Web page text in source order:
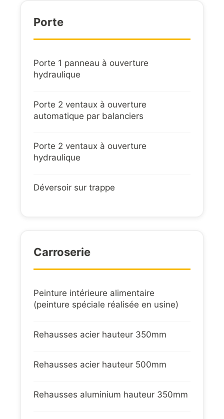
Porte
Porte 1 panneau à ouverture
hydraulique
Porte 2 ventaux à ouverture
automatique par balanciers
Porte 2 ventaux à ouverture
hydraulique
Déversoir sur trappe
Carroserie
Peinture intérieure alimentaire
(peinture spéciale réalisée en usine)
Rehausses acier hauteur 350mm
Rehausses acier hauteur 500mm
Rehausses aluminium hauteur 350mm